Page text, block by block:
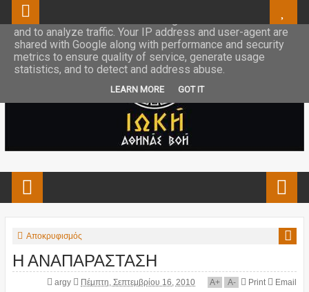
Αποκρυφισμός
Η ΑΝΑΠΑΡΑΣΤΑΣΗ
argy Πέμπτη, Σεπτεμβρίου 16, 2010 A+ A- Print Email
This site uses cookies from Google to deliver its services
and to analyze traffic. Your IP address and user-agent are
shared with Google along with performance and security
metrics to ensure quality of service, generate usage
statistics, and to detect and address abuse.
LEARN MORE GOT IT